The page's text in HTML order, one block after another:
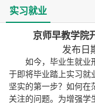
实习就业
京师早教学院
发布日
如今，毕业生就业
于即将毕业踏上实习就
坚实的第一步？如何在
关注的问题。为增强学